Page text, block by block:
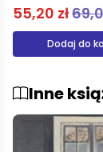
49,00 zł
Produkt
Inne